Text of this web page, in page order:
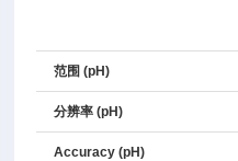
范围 (pH)
分辨率 (pH)
Accuracy (pH)